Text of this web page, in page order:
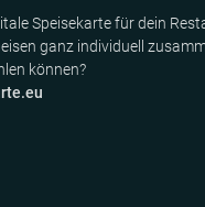
Speisekarte für dein
ganz individuell
können?